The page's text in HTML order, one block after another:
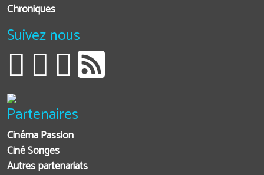
Chroniques
Suivez nous
Partenaires
Cinéma Passion
Ciné Songes
Autres partenariats